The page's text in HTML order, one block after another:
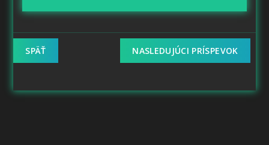
SPÄŤ NASLEDUJÚCI PRÍSPEVOK